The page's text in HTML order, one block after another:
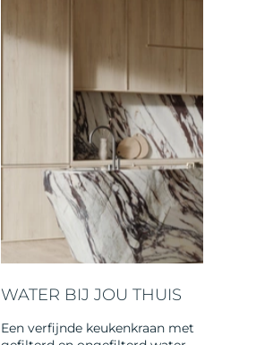
WATER BIJ JOU THUIS
Een verfijnde keukenkraan met